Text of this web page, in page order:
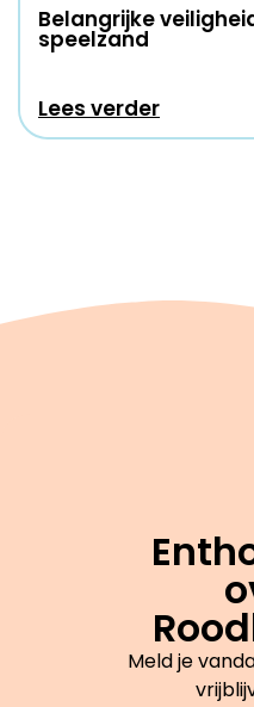
Belangrijke
speelzand
Lees verder
Meld je